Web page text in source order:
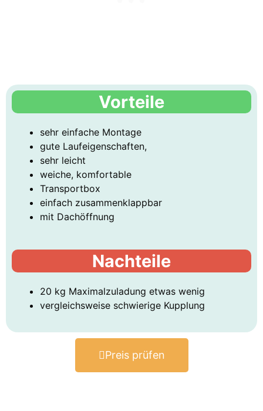
Vorteile
sehr einfache Montage
gute Laufeigenschaften,
sehr leicht
weiche, komfortable
Transportbox
einfach zusammenklappbar
mit Dachöffnung
Nachteile
20 kg Maximalzuladung etwas wenig
vergleichsweise schwierige Kupplung
Preis prüfen